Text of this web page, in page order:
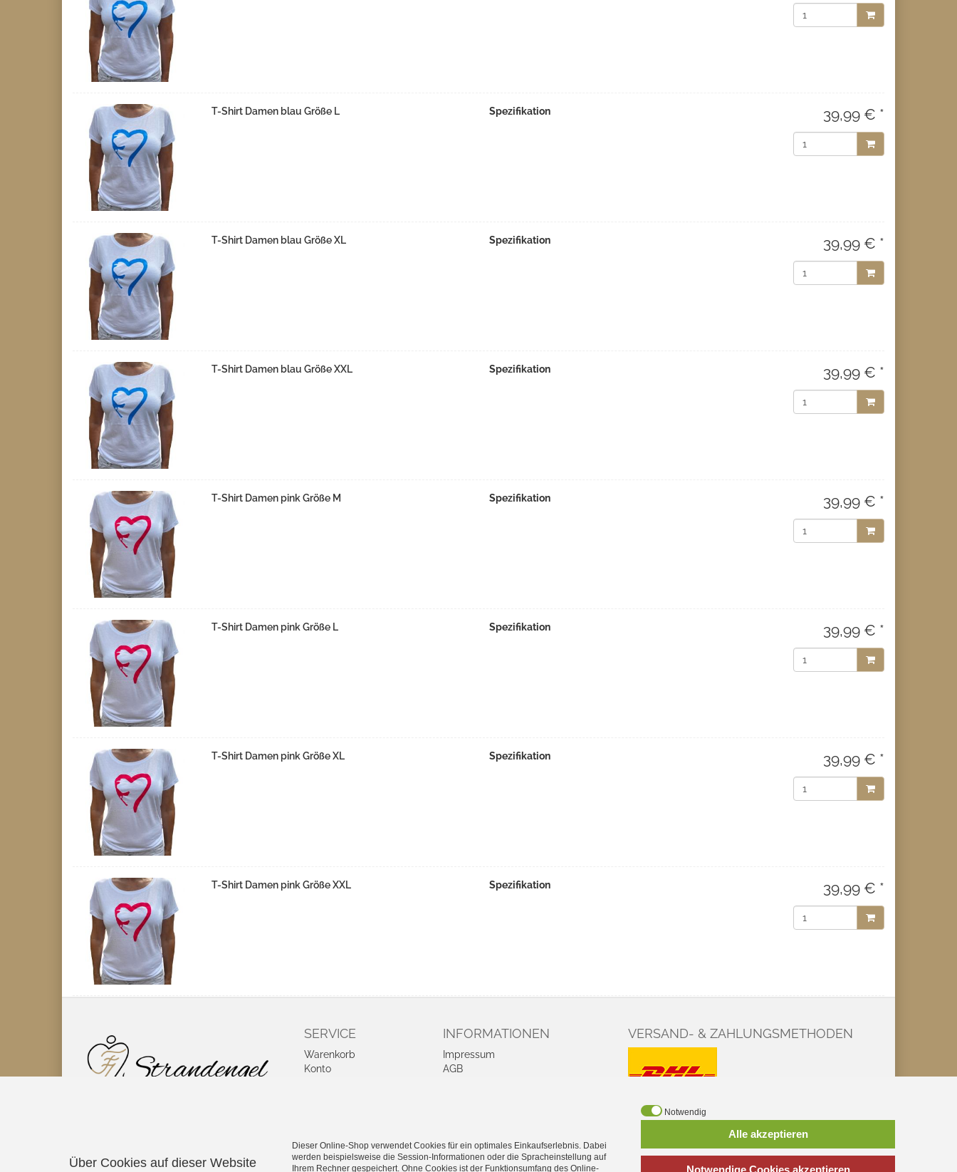
T-Shirt Damen blau Größe L Spezifikation 39,99 € *
T-Shirt Damen blau Größe XL Spezifikation 39,99 € *
T-Shirt Damen blau Größe XXL Spezifikation 39,99 € *
T-Shirt Damen pink Größe M Spezifikation 39,99 € *
T-Shirt Damen pink Größe L Spezifikation 39,99 € *
T-Shirt Damen pink Größe XL Spezifikation 39,99 € *
T-Shirt Damen pink Größe XXL Spezifikation 39,99 € *
SERVICE
Warenkorb
Konto
INFORMATIONEN
Impressum
AGB
VERSAND- & ZAHLUNGSMETHODEN
Über Cookies auf dieser Website
Dieser Online-Shop verwendet Cookies für ein optimales Einkaufserlebnis. Dabei
werden beispielsweise die Session-Informationen oder die Spracheinstellung auf
Ihrem Rechner gespeichert. Ohne Cookies ist der Funktionsumfang des Online-
Notwendig
Alle akzeptieren
Notwendige Cookies akzeptieren